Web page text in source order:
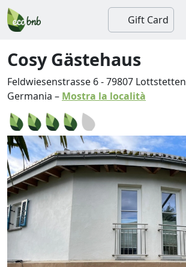
Gift Card
Cosy Gästehaus
Feldwiesenstrasse 6-79807 Lottstetten
Germania – Mostra la località